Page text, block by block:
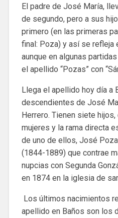
El padre de José María,
de segundo, pero a sus
primero (en las primeras
final: Poza) y así se refleja
aunque en algunas
el apellido “Pozas” con
Llega el apellido hoy día a
descendientes de José
Herrero. Tienen siete
mujeres y la rama directa
de uno de ellos, José
(1844-1889) que contrae
nupcias con Segunda
en 1874 en la iglesia de
Los últimos nacimientos
apellido en Baños son los